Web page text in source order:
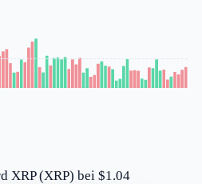
XRP (XRP) bei $1.04